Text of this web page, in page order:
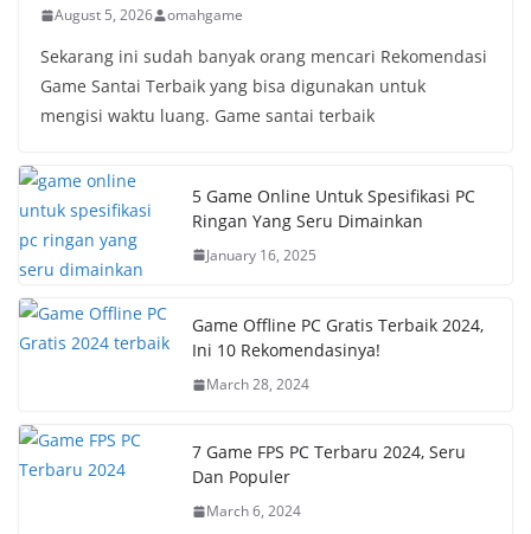
August 5, 2026 omahgame
Sekarang ini sudah banyak orang mencari Rekomendasi
Game Santai Terbaik yang bisa digunakan untuk
mengisi waktu luang. Game santai terbaik
5 Game Online Untuk Spesifikasi PC
Ringan Yang Seru Dimainkan
January 16, 2025
Game Offline PC Gratis Terbaik 2024,
Ini 10 Rekomendasinya!
March 28, 2024
7 Game FPS PC Terbaru 2024, Seru
Dan Populer
March 6, 2024